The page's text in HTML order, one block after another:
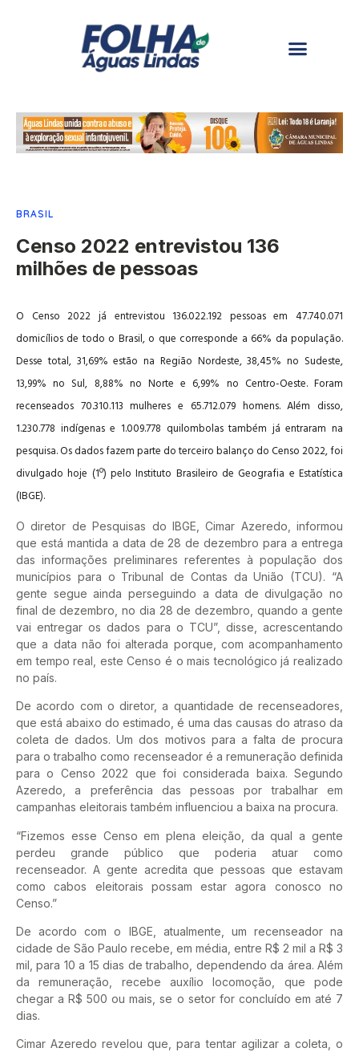
BRASIL
Censo 2022 entrevistou 136
milhões de pessoas
O Censo 2022 já entrevistou 136.022.192 pessoas em 47.740.071
domicílios de todo o Brasil, o que corresponde a 66% da população.
Desse total, 31,69% estão na Região Nordeste, 38,45% no Sudeste,
13,99% no Sul, 8,88% no Norte e 6,99% no Centro-Oeste. Foram
recenseados 70.310.113 mulheres e 65.712.079 homens. Além disso,
1.230.778 indígenas e 1.009.778 quilombolas também já entraram na
pesquisa. Os dados fazem parte do terceiro balanço do Censo 2022, foi
divulgado hoje (1º) pelo Instituto Brasileiro de Geografia e Estatística
(IBGE).
O diretor de Pesquisas do IBGE, Cimar Azeredo, informou
que está mantida a data de 28 de dezembro para a entrega
das informações preliminares referentes à população dos
municípios para o Tribunal de Contas da União (TCU). “A
gente segue ainda perseguindo a data de divulgação no
final de dezembro, no dia 28 de dezembro, quando a gente
vai entregar os dados para o TCU”, disse, acrescentando
que a data não foi alterada porque, com acompanhamento
em tempo real, este Censo é o mais tecnológico já realizado
no país.
De acordo com o diretor, a quantidade de recenseadores,
que está abaixo do estimado, é uma das causas do atraso da
coleta de dados. Um dos motivos para a falta de procura
para o trabalho como recenseador é a remuneração definida
para o Censo 2022 que foi considerada baixa. Segundo
Azeredo, a preferência das pessoas por trabalhar em
campanhas eleitorais também influenciou a baixa na procura.
“Fizemos esse Censo em plena eleição, da qual a gente
perdeu grande público que poderia atuar como
recenseador. A gente acredita que pessoas que estavam
como cabos eleitorais possam estar agora conosco no
Censo.”
De acordo com o IBGE, atualmente, um recenseador na
cidade de São Paulo recebe, em média, entre R$ 2 mil a R$ 3
mil, para 10 a 15 dias de trabalho, dependendo da área. Além
da remuneração, recebe auxílio locomoção, que pode
chegar a R$ 500 ou mais, se o setor for concluído em até 7
dias.
Cimar Azeredo revelou que, para tentar agilizar a coleta, o